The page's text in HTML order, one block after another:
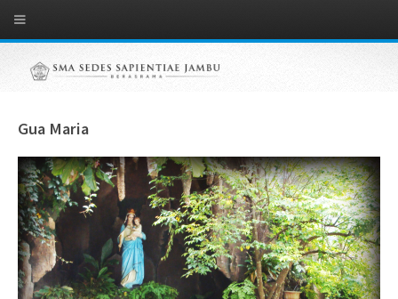
Gua Maria